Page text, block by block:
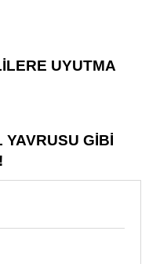
UYUTMA
YAVRUSU GİBİ